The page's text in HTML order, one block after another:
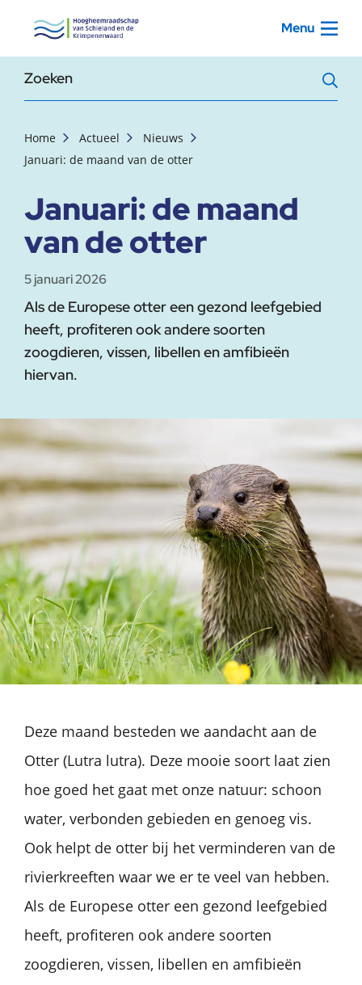
, startpagina Menu
Zoekterm
Home Actueel
Nieuws
Januari: de maand van de otter
Januari: de maand
van de otter
5 januari 2026
Als de Europese otter een gezond leefgebied
heeft, profiteren ook andere soorten
zoogdieren, vissen, libellen en amfibieën
hiervan.
Deze maand besteden we aandacht aan de
Otter (Lutra lutra). Deze mooie soort laat zien
hoe goed het gaat met onze natuur: schoon
water, verbonden gebieden en genoeg vis.
Ook helpt de otter bij het verminderen van de
rivierkreeften waar we er te veel van hebben.
Als de Europese otter een gezond leefgebied
heeft, profiteren ook andere soorten
zoogdieren, vissen, libellen en amfibieën